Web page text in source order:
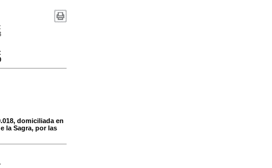
domiciliada en
la Sagra, por las